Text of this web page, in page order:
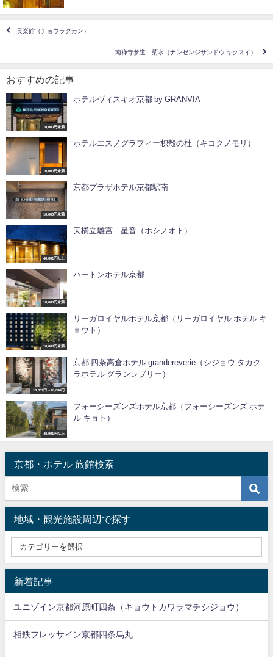
長楽館（チョウラクカン）
南禅寺参道 菊水（ナンゼンジサンドウ キクスイ）
おすすめの記事
10,000円未満
ホテルヴィスキオ京都 by GRANVIA
10,000円未満
ホテルエスノグラフィー枳殻の杜（キコクノモリ）
10,000円未満
京都プラザホテル京都駅南
40,001円以上
天橋立離宮 星音（ホシノオト）
10,000円未満
ハートンホテル京都
10,000円未満
リーガロイヤルホテル京都（リーガロイヤル ホテル キ
ョウト）
10,001円～20,000円
京都 四条高倉ホテル grandereverie（シジョウ タカク
ラホテル グランレブリー）
40,001円以上
フォーシーズンズホテル京都（フォーシーズンズ ホテ
ル キョト）
京都・ホテル 旅館検索
地域・観光施設周辺で探す
新着記事
ユニゾイン京都河原町四条（キョウトカワラマチシジョウ）
相鉄フレッサイン京都四条烏丸